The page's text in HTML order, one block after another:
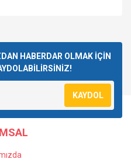
Yaz
ederiz.
görüntülenemiyor.
bulunuyor.
pahalı.
HABERDAR OLMAK İÇİN
KAYDOL